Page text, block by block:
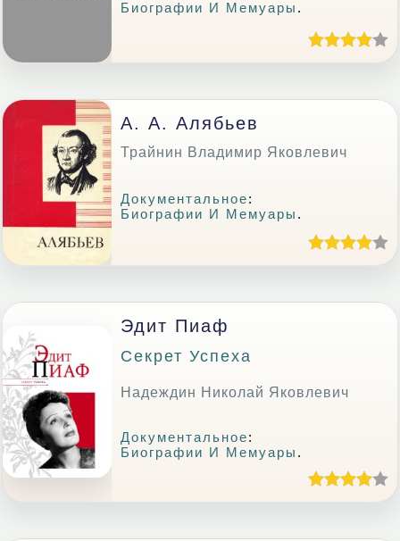
Биографии И Мемуары .
А. А. Алябьев
Трайнин Владимир Яковлевич
Документальное:
Биографии И Мемуары .
Эдит Пиаф
Секрет Успеха
Надеждин Николай Яковлевич
Документальное:
Биографии И Мемуары .